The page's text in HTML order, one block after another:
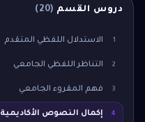
دروس القسم (
20
)
1 الاستدلال اللفظي المتقدم
2 التناظر اللفظي الجامعي
3 فهم المقروء الجامعي
4 إكمال النصوص الأكاديمية